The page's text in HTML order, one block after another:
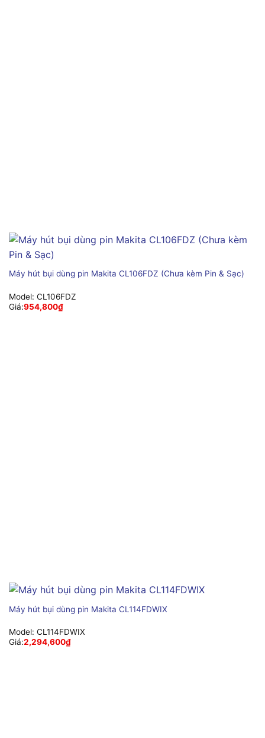
Máy hút bụi dùng pin Makita CL106FDZ (Chưa kèm Pin & Sạc)
Model: CL106FDZ
Giá:954,800₫
Máy hút bụi dùng pin Makita CL114FDWIX
Model: CL114FDWIX
Giá:2,294,600₫